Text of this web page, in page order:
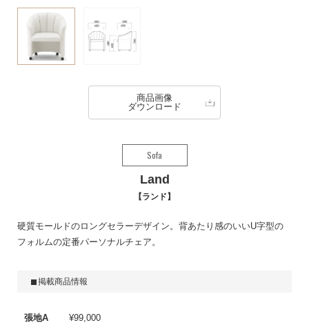
商品画像
ダウンロード
Sofa
Land
ランド
硬質モールドのロングセラーデザイン。背あたり感のいいU字型の
フォルムの定番パーソナルチェア。
掲載商品情報
張地A
¥99,000